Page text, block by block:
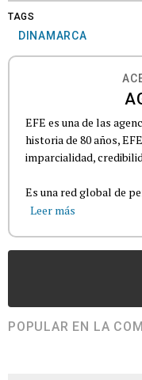
TAGS
DINAMARCA
EFE es una de las
historia de 80 años,
imparcialidad,
Es una red global de
Leer más
POPULAR EN LA